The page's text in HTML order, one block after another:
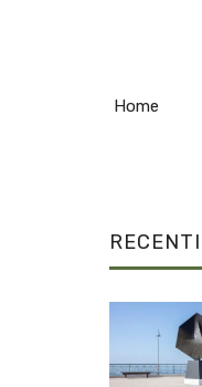
Home
RECENTI